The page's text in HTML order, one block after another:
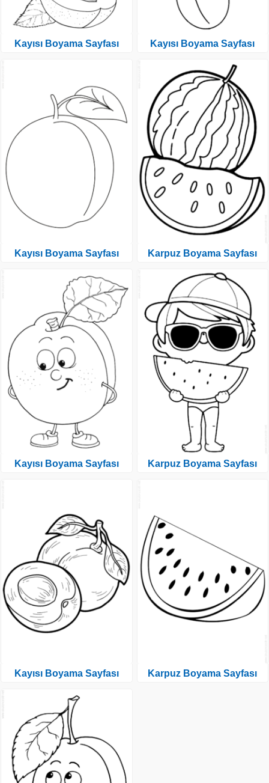
Kayısı Boyama Sayfası
Kayısı Boyama Sayfası
Kayısı Boyama Sayfası
Kayısı Boyama Sayfası
Kayısı Boyama Sayfası
Karpuz Boyama Sayfası
Karpuz Boyama Sayfası
Karpuz Boyama Sayfası